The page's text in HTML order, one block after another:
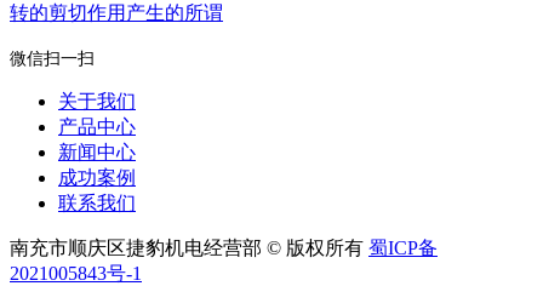
转的剪切作用产生的所谓
微信扫一扫
关于我们
产品中心
新闻中心
成功案例
联系我们
南充市顺庆区捷豹机电经营部 © 版权所有 蜀ICP备
2021005843号-1